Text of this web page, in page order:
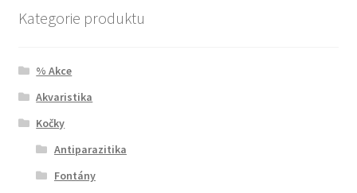
Kategorie produktu
% Akce
Akvaristika
Kočky
Antiparazitika
Fontány